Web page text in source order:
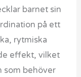
barnet sin
på ett
rytmiska
effekt, vilket
som behöver